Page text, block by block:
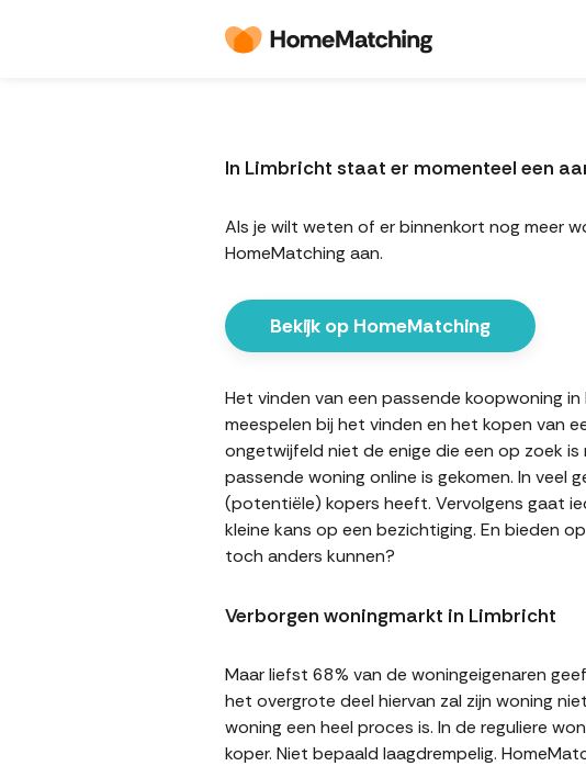
In Limbricht staat er momenteel een
Als je wilt weten of er binnenkort nog meer
HomeMatching aan.
Bekijk op HomeMatching
Het vinden van een passende koopwoning
meespelen bij het vinden en het kopen van
ongetwijfeld niet de enige die een op zoek
passende woning online is gekomen. In veel
(potentiële) kopers heeft. Vervolgens gaat
kleine kans op een bezichtiging. En bieden
toch anders kunnen?
Verborgen woningmarkt in Limbricht
Maar liefst 68% van de woningeigenaren
het overgrote deel hiervan zal zijn woning
woning een heel proces is. In de reguliere
koper. Niet bepaald laagdrempelig.